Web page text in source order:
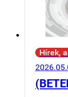
Hírek,